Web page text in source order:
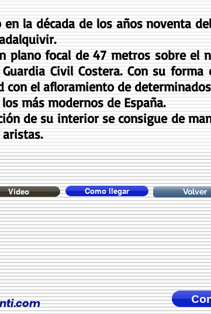
la década de los años noventa
focal de 47 metros sobre el
Civil Costera. Con su
el afloramiento de
más modernos de España.
de su interior se consigue de
Video Como llegar Volver